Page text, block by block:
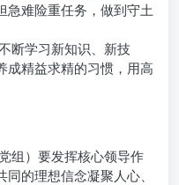
急难险重任务，做到守土
断学习新知识、新技
成精益求精的习惯，用高
组）要发挥核心领导作
的理想信念凝聚人心、